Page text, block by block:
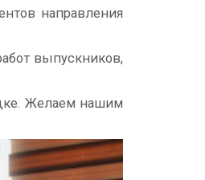
направления
выпускников,
Желаем нашим